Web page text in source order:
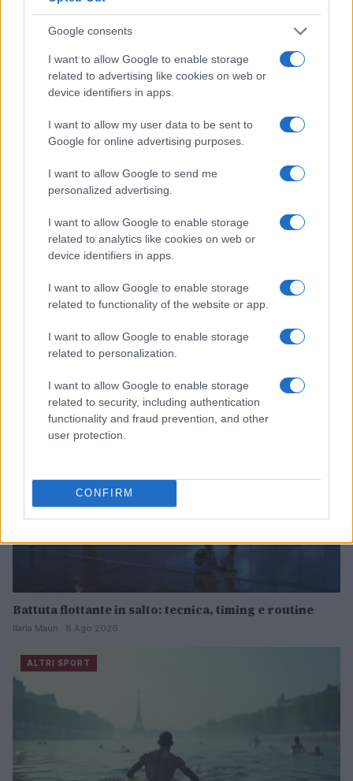
Google consents
I want to allow Google to enable storage
related to advertising like cookies on web or
device identifiers in apps.
I want to allow my user data to be sent to
Google for online advertising purposes.
I want to allow Google to send me
personalized advertising.
I want to allow Google to enable storage
related to analytics like cookies on web or
device identifiers in apps.
I want to allow Google to enable storage
related to functionality of the website or app.
I want to allow Google to enable storage
related to personalization.
I want to allow Google to enable storage
related to security, including authentication
functionality and fraud prevention, and other
user protection.
CONFIRM
Continua a leggere
ALTRI SPORT
Battuta flottante in salto: tecnica, timing e routine
Ilaria Mauri · 8 Ago 2026
ALTRI SPORT